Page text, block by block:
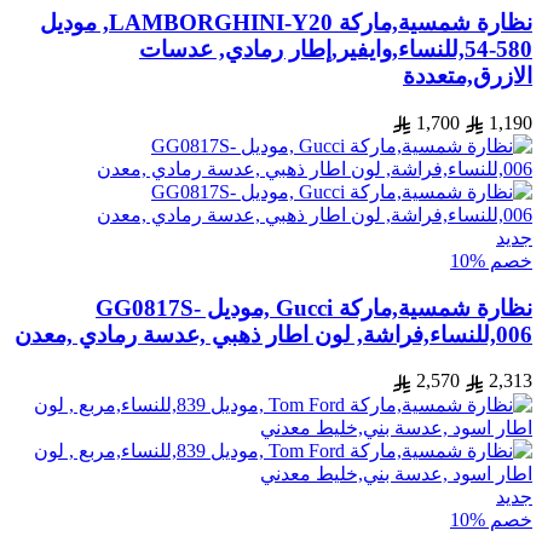
نظارة شمسية,ماركة LAMBORGHINI-Y20, موديل
580-54,للنساء,وايفير,إطار رمادي, عدسات
الازرق,متعددة
1,190
1,700
جديد
خصم %10
نظارة شمسية,ماركة Gucci ,موديل GG0817S-
006,للنساء,فراشة, لون اطار ذهبي ,عدسة رمادي ,معدن
2,313
2,570
جديد
خصم %10